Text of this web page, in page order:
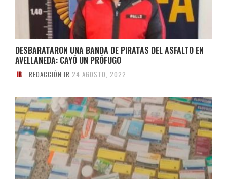
DESBARATARON UNA BANDA DE PIRATAS DEL ASFALTO EN
AVELLANEDA: CAYÓ UN PRÓFUGO
REDACCIÓN IR 24 AGOSTO, 2022